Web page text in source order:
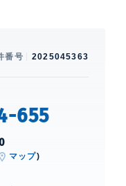
番号 2025045363
655
マップ)